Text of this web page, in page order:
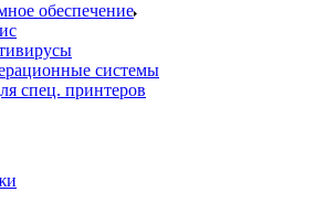
обеспечение
системы
спец. принтеров